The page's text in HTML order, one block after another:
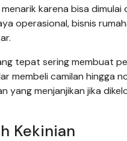
karena bisa
operasional, bisnis
tepat sering membuat
membeli camilan hingga
yang menjanjikan jika
Kekinian